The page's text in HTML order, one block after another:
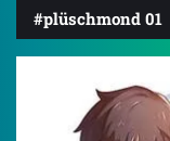
#plüschmond 01